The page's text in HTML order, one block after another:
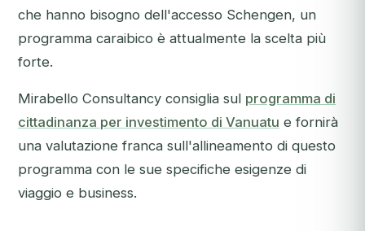
che hanno bisogno dell'accesso Schengen, un
programma caraibico è attualmente la scelta più
forte.
Mirabello Consultancy consiglia sul programma di
cittadinanza per investimento di Vanuatu e fornirà
una valutazione franca sull'allineamento di questo
programma con le sue specifiche esigenze di
viaggio e business.